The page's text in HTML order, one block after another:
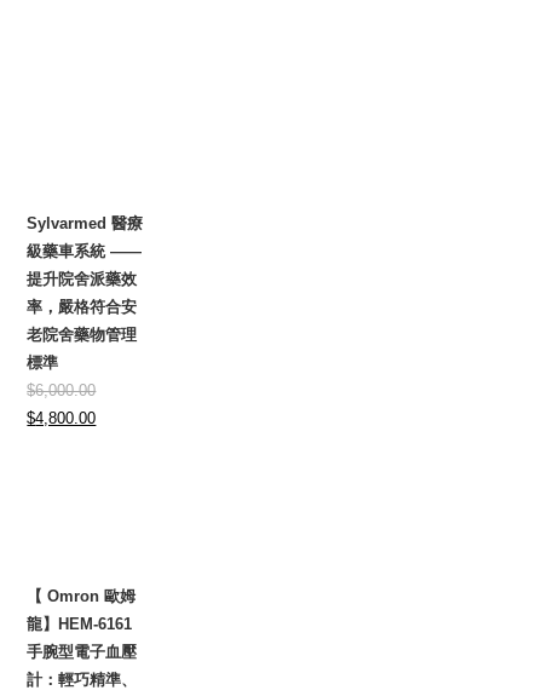
Sylvarmed 醫療
級藥車系統 ——
提升院舍派藥效
率，嚴格符合安
老院舍藥物管理
標準
$6,000.00
Original
$4,800.00Current
【 Omron 歐姆
龍】HEM-6161
手腕型電子血壓
計：輕巧精準、